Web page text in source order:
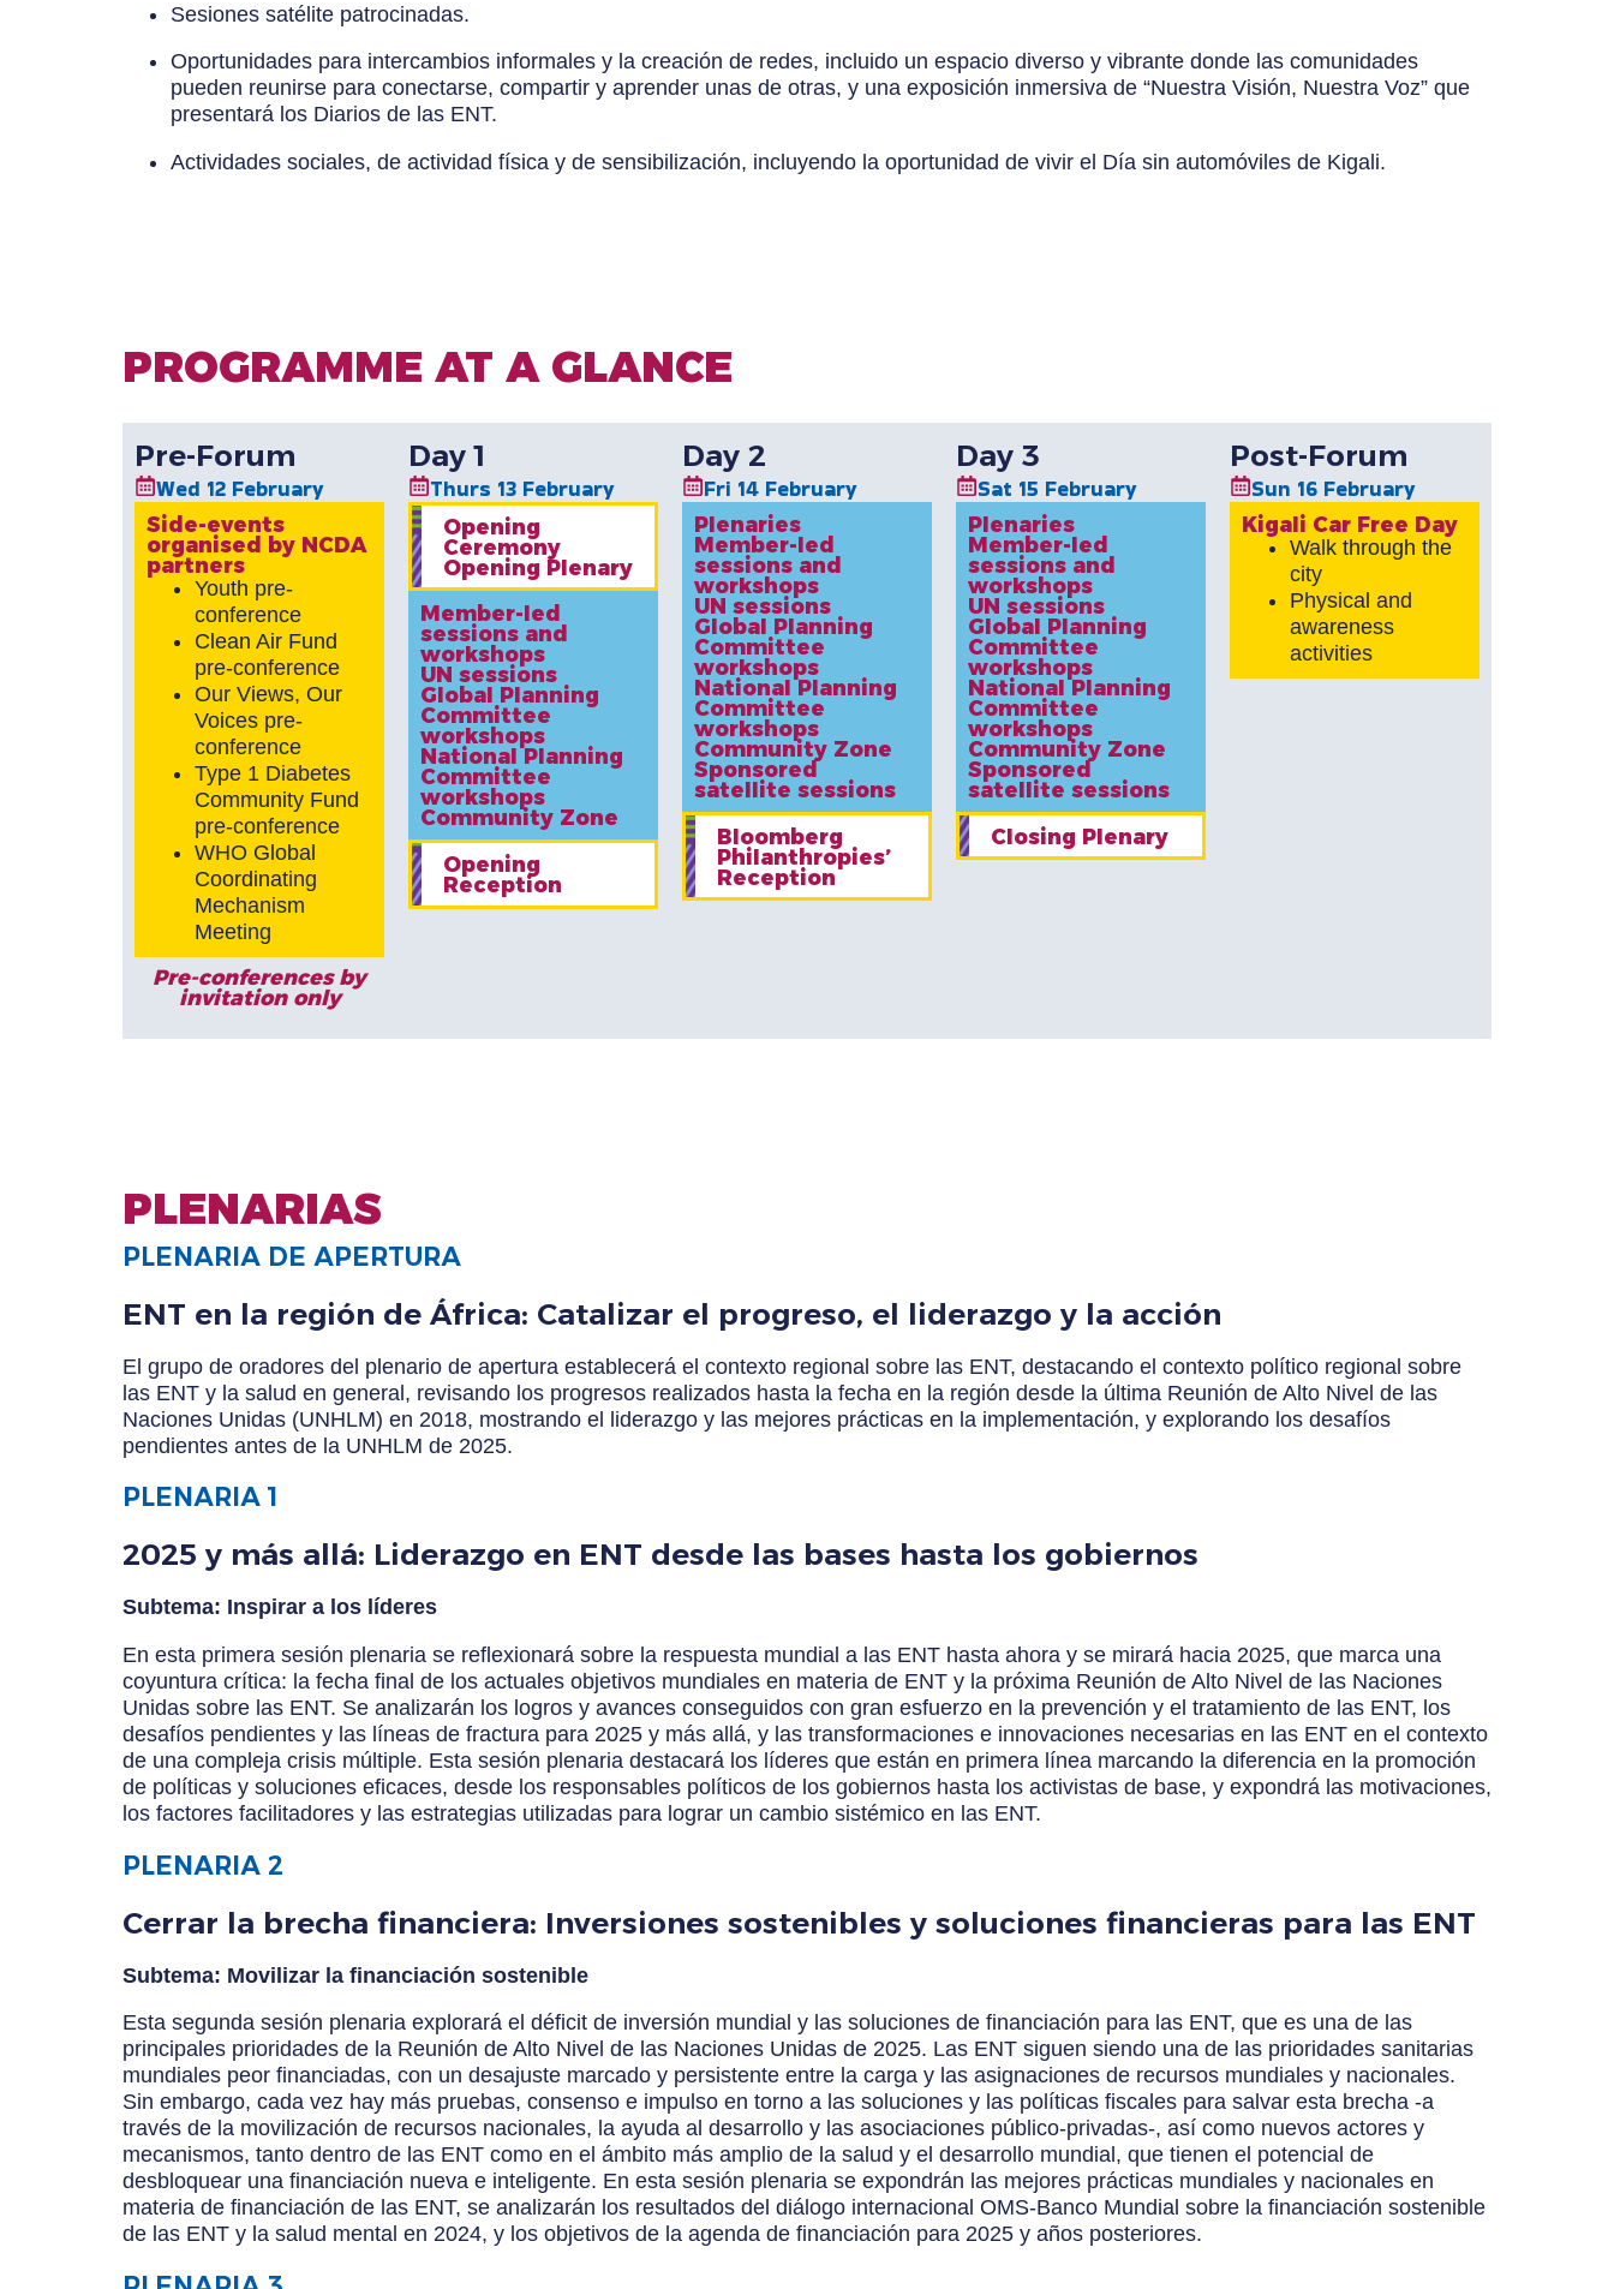
Sesiones satélite patrocinadas.
Oportunidades para intercambios informales y la creación de redes, incluido un espacio diverso y vibrante donde las comunidades
pueden reunirse para conectarse, compartir y aprender unas de otras, y una exposición inmersiva de “Nuestra Visión, Nuestra Voz” que
presentará los Diarios de las ENT.
Actividades sociales, de actividad física y de sensibilización, incluyendo la oportunidad de vivir el Día sin automóviles de Kigali.
PROGRAMME AT A GLANCE
Pre-Forum
Wed 12 February
Side-events
organised by NCDA
partners
Youth pre-
conference
Clean Air Fund
pre-conference
Our Views, Our
Voices pre-
conference
Type 1 Diabetes
Community Fund
pre-conference
WHO Global
Coordinating
Mechanism
Meeting
Pre-conferences by
invitation only
Day 1
Thurs 13 February
Opening
Ceremony
Opening Plenary
Member-led
sessions and
workshops
UN sessions
Global Planning
Committee
workshops
National Planning
Committee
workshops
Community Zone
Opening
Reception
Day 2
Fri 14 February
Plenaries
Member-led
sessions and
workshops
UN sessions
Global Planning
Committee
workshops
National Planning
Committee
workshops
Community Zone
Sponsored
satellite sessions
Bloomberg
Philanthropies’
Reception
Day 3
Sat 15 February
Plenaries
Member-led
sessions and
workshops
UN sessions
Global Planning
Committee
workshops
National Planning
Committee
workshops
Community Zone
Sponsored
satellite sessions
Closing Plenary
Post-Forum
Sun 16 February
Kigali Car Free Day
Walk through the
city
Physical and
awareness
activities
PLENARIAS
PLENARIA DE APERTURA
ENT en la región de África: Catalizar el progreso, el liderazgo y la acción
El grupo de oradores del plenario de apertura establecerá el contexto regional sobre las ENT, destacando el contexto político regional sobre
las ENT y la salud en general, revisando los progresos realizados hasta la fecha en la región desde la última Reunión de Alto Nivel de las
Naciones Unidas (UNHLM) en 2018, mostrando el liderazgo y las mejores prácticas en la implementación, y explorando los desafíos
pendientes antes de la UNHLM de 2025.
PLENARIA 1
2025 y más allá: Liderazgo en ENT desde las bases hasta los gobiernos
Subtema: Inspirar a los líderes
En esta primera sesión plenaria se reflexionará sobre la respuesta mundial a las ENT hasta ahora y se mirará hacia 2025, que marca una
coyuntura crítica: la fecha final de los actuales objetivos mundiales en materia de ENT y la próxima Reunión de Alto Nivel de las Naciones
Unidas sobre las ENT. Se analizarán los logros y avances conseguidos con gran esfuerzo en la prevención y el tratamiento de las ENT, los
desafíos pendientes y las líneas de fractura para 2025 y más allá, y las transformaciones e innovaciones necesarias en las ENT en el contexto
de una compleja crisis múltiple. Esta sesión plenaria destacará los líderes que están en primera línea marcando la diferencia en la promoción
de políticas y soluciones eficaces, desde los responsables políticos de los gobiernos hasta los activistas de base, y expondrá las motivaciones,
los factores facilitadores y las estrategias utilizadas para lograr un cambio sistémico en las ENT.
PLENARIA 2
Cerrar la brecha financiera: Inversiones sostenibles y soluciones financieras para las ENT
Subtema: Movilizar la financiación sostenible
Esta segunda sesión plenaria explorará el déficit de inversión mundial y las soluciones de financiación para las ENT, que es una de las
principales prioridades de la Reunión de Alto Nivel de las Naciones Unidas de 2025. Las ENT siguen siendo una de las prioridades sanitarias
mundiales peor financiadas, con un desajuste marcado y persistente entre la carga y las asignaciones de recursos mundiales y nacionales.
Sin embargo, cada vez hay más pruebas, consenso e impulso en torno a las soluciones y las políticas fiscales para salvar esta brecha -a
través de la movilización de recursos nacionales, la ayuda al desarrollo y las asociaciones público-privadas-, así como nuevos actores y
mecanismos, tanto dentro de las ENT como en el ámbito más amplio de la salud y el desarrollo mundial, que tienen el potencial de
desbloquear una financiación nueva e inteligente. En esta sesión plenaria se expondrán las mejores prácticas mundiales y nacionales en
materia de financiación de las ENT, se analizarán los resultados del diálogo internacional OMS-Banco Mundial sobre la financiación sostenible
de las ENT y la salud mental en 2024, y los objetivos de la agenda de financiación para 2025 y años posteriores.